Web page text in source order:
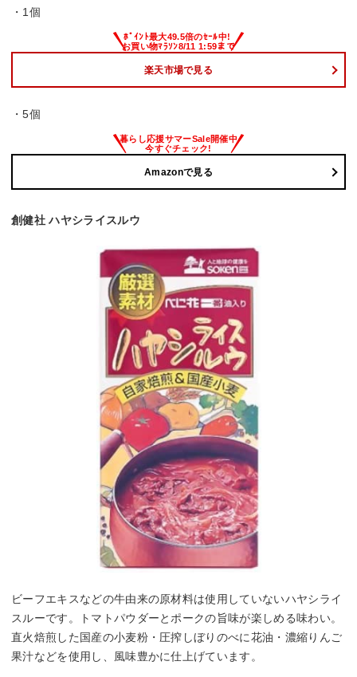
・1個
楽天市場で見る
・5個
Amazonで見る
創健社 ハヤシライスルウ
ビーフエキスなどの牛由来の原材料は使用していないハヤシライ
スルーです。トマトパウダーとポークの旨味が楽しめる味わい。
直火焙煎した国産の小麦粉・圧搾しぼりのべに花油・濃縮りんご
果汁などを使用し、風味豊かに仕上げています。